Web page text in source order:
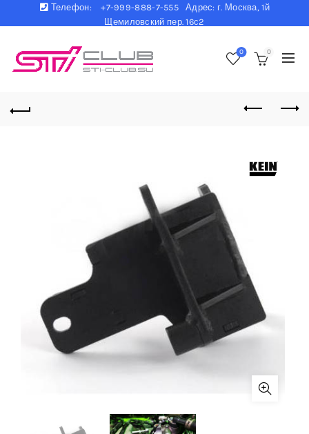
Телефон:
+7-999-888-7-555 Адрес: г. Москва, 1й
Щемиловский пер. 16с2
0 0